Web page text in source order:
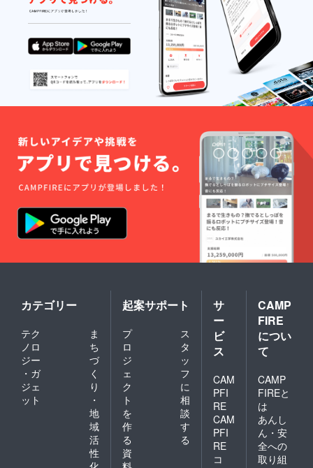
カテゴリー
テク
ノロ
ジー
・ガ
ジェ
ット
ま
ち
づ
く
り
・
地
域
活
性
起案サポート
プ
ロ
ジ
ェ
ク
ト
を
作
る
ス
タ
ッ
フ
に
相
談
す
る
資
サ
ー
ビ
ス
CAM
PFI
RE
CAM
PFI
RE
コ
CAMP
FIRE
につい
て
CAMP
FIREと
は
あんし
ん・安
全への
取り組